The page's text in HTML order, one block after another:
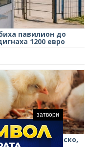
павилион до
1200 евро
в Монтанско,
затвори